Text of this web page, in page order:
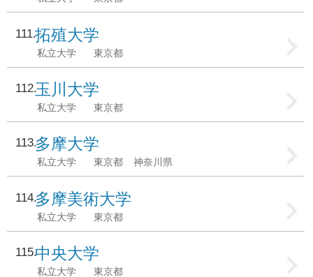
111拓殖大学
私立大学 東京都
112玉川大学
私立大学 東京都
113多摩大学
私立大学 東京都 神奈川県
114多摩美術大学
私立大学 東京都
115中央大学
私立大学 東京都